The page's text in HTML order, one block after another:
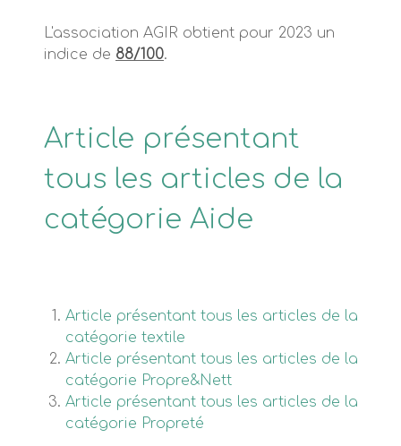
L'association AGIR obtient pour 2023 un
indice de 88/100.
Article présentant
tous les articles de la
catégorie Aide
Article présentant tous les articles de la
catégorie textile
Article présentant tous les articles de la
catégorie Propre&Nett
Article présentant tous les articles de la
catégorie Propreté